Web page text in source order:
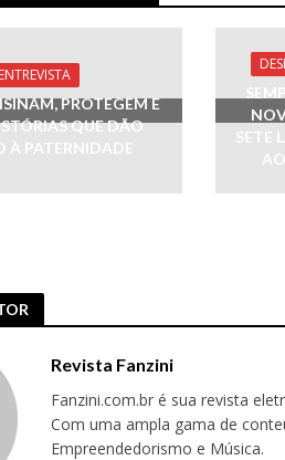
ENTREVISTA
PROTEGEM E
QUE DÃO
À PATERNIDADE
SETE
Revista Fanzini
Fanzini.com.br é sua revista
Com uma ampla gama de
Empreendedorismo e Música.